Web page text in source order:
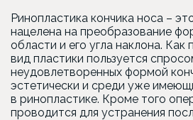
Ринопластика кончика носа –
нацелена на преобразование
области и его угла наклона. Как
вид пластики пользуется
неудовлетворенных формой
эстетически и среди уже
в ринопластике. Кроме того
проводится для устранения